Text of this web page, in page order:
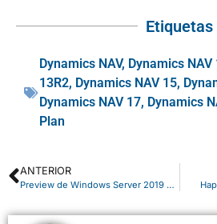
Etiquetas
Dynamics NAV, Dynamics NAV
13R2, Dynamics NAV 15,
Dynamics NAV 17, Dynamics
Plan
ANTERIOR
Preview de Windows Server 2019 ya está disponible